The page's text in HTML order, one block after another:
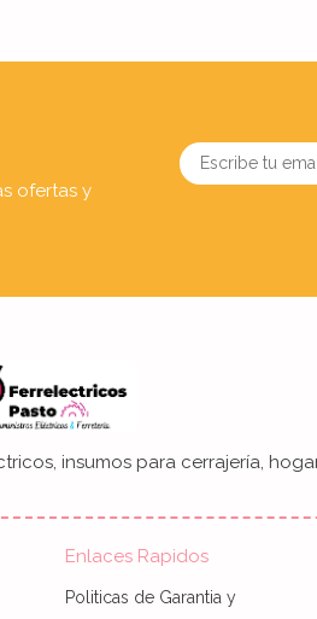
ofertas y
insumos para cerrajería,
Enlaces Rapidos
Politicas de Garantia y